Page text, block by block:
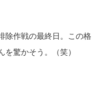
除作戦の最終日。この格
驚かそう。（笑）